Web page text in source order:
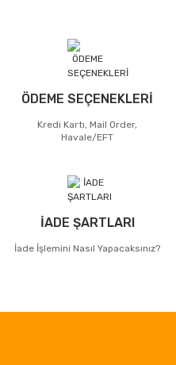
ÖDEME SEÇENEKLERİ
Kredi Kartı, Mail Order,
Havale/EFT
İADE ŞARTLARI
İade İşlemini Nasıl Yapacaksınız?